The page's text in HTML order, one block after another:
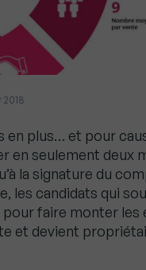
2018
plus… et pour
en seulement deux
la signature du
les candidats qui
faire monter les
et devient